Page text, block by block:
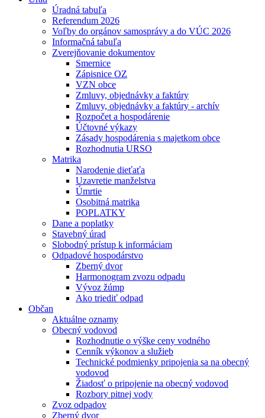
Úradná tabuľa
Referendum 2026
Voľby do orgánov samosprávy a do VÚC 2026
Informačná tabuľa
Zverejňovanie dokumentov
Smernice
Zápisnice OZ
VZN obce
Zmluvy, objednávky a faktúry
Zmluvy, objednávky a faktúry - archív
Rozpočet a hospodárenie
Účtovné výkazy
Zásady hospodárenia s majetkom obce
Rozhodnutia URSO
Matrika
Narodenie dieťaťa
Uzavretie manželstva
Úmrtie
Osobitná matrika
POPLATKY
Dane a poplatky
Stavebný úrad
Slobodný prístup k informáciam
Odpadové hospodárstvo
Zberný dvor
Harmonogram zvozu odpadu
Vývoz žúmp
Ako triediť odpad
Občan
Aktuálne oznamy
Obecný vodovod
Rozhodnutie o výške ceny vodného
Cenník výkonov a služieb
Technické podmienky pripojenia sa na obecný
vodovod
Žiadosť o pripojenie na obecný vodovod
Rozbory pitnej vody
Zvoz odpadov
Zberný dvor